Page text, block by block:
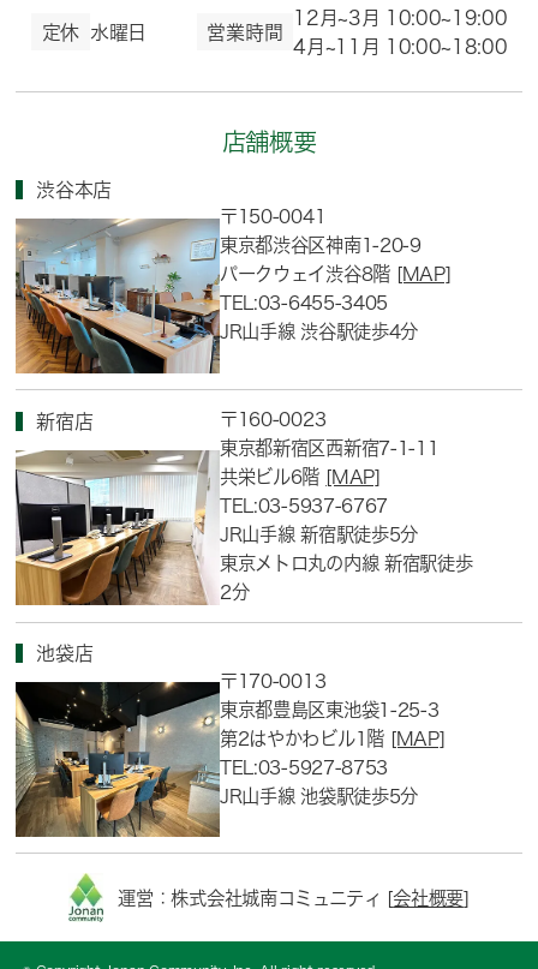
定休 水曜日 営業時間
12月~3月 10:00~19:00
4月~11月 10:00~18:00
店舗概要
渋谷本店
〒150-0041
東京都渋谷区神南1-20-9
パークウェイ渋谷8階 [MAP]
TEL:03-6455-3405
JR山手線 渋谷駅徒歩4分
新宿店
〒160-0023
東京都新宿区西新宿7-1-11
共栄ビル6階 [MAP]
TEL:03-5937-6767
JR山手線 新宿駅徒歩5分
東京メトロ丸の内線 新宿駅徒歩
2分
池袋店
〒170-0013
東京都豊島区東池袋1-25-3
第2はやかわビル1階 [MAP]
TEL:03-5927-8753
JR山手線 池袋駅徒歩5分
運営：株式会社城南コミュニティ [会社概要]